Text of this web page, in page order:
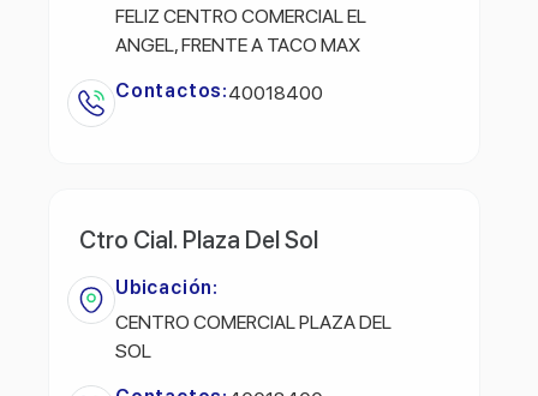
FELIZ CENTRO COMERCIAL EL
ANGEL, FRENTE A TACO MAX
Contactos:40018400
Ctro Cial. Plaza Del Sol
Ubicación:
CENTRO COMERCIAL PLAZA DEL
SOL